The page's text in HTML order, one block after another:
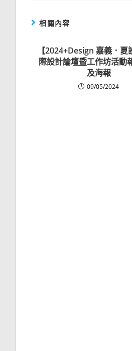
相關內容
【2024+Design 嘉義．夏
際設計論壇暨工作坊活動
及海報
09/05/2024